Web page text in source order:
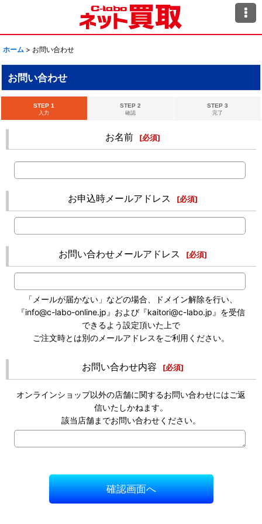
ホーム > お問い合わせ
お問い合わせ
STEP 1
入力
STEP 2
確認
STEP 3
完了
お名前 [必須]
お申込時メールアドレス [必須]
お問い合わせメールアドレス [必須]
「メールが届かない」などの場合、ドメイン解除を行い、
『info@c-labo-online.jp』および『kaitori@c-labo.jp』を受信
できるよう設定頂いた上で
ご注文時とは別のメールアドレスをご利用ください。
お問い合わせ内容 [必須]
オンラインショップ以外の店舗に関するお問い合わせにはご返
信いたしかねます。
該当店舗までお問い合わせください。
確認画面へ